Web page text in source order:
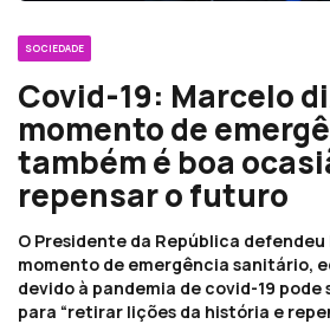
SOCIEDADE
Covid-19: Marcelo
momento de
também é boa
repensar o futuro
O Presidente da República
momento de emergência sanitário,
devido à pandemia de covid-19 pode
para “retirar lições da história e